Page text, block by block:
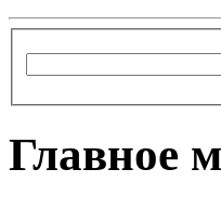
Главное